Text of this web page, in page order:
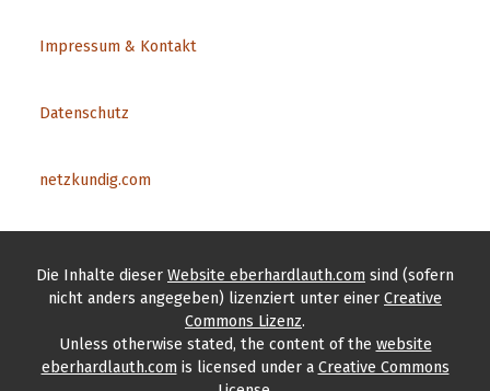
Impressum & Kontakt
Datenschutz
netzkundig.com
Die Inhalte dieser Website eberhardlauth.com sind (sofern
nicht anders angegeben) lizenziert unter einer Creative
Commons Lizenz.
Unless otherwise stated, the contentof the website
eberhardlauth.com is licensed under a Creative Commons